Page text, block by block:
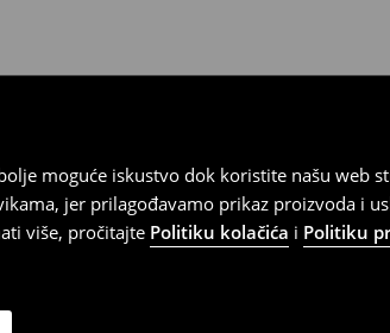
moguće iskustvo dok koristite našu web
jer prilagođavamo prikaz proizvoda i
više, pročitajte Politiku kolačića i Politiku